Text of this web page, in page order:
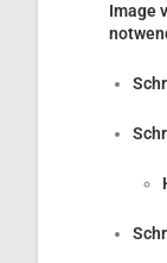
Image